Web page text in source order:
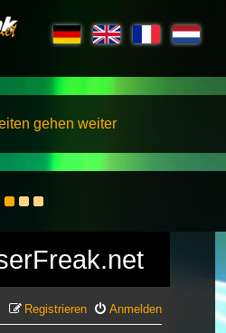
gehen weiter
Anmelden
Registrieren